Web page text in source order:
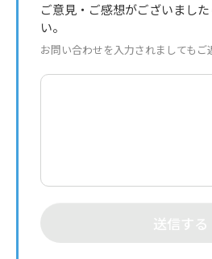
ご意見・ご感想がございまし
い。
お問い合わせを入力されましても
送信する